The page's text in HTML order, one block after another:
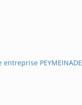
PEYMEINADE